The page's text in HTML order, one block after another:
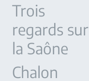
Trois
regards sur
la Saône
Chalon